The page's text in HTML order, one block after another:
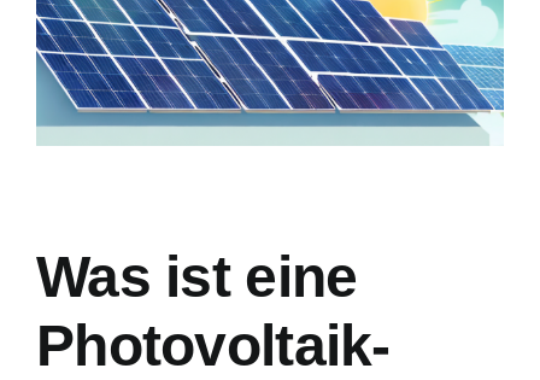
Was ist eine
Photovoltaik-